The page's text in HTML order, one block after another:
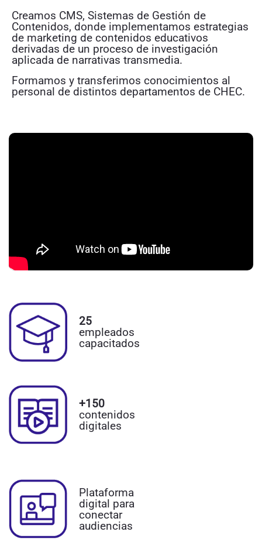
Creamos CMS, Sistemas de Gestión de
Contenidos, donde implementamos estrategias
de marketing de contenidos educativos
derivadas de un proceso de investigación
aplicada de narrativas transmedia.
Formamos y transferimos conocimientos al
personal de distintos departamentos de CHEC.
25
empleados
capacitados
+150
contenidos
digitales
Plataforma
digital para
conectar
audiencias